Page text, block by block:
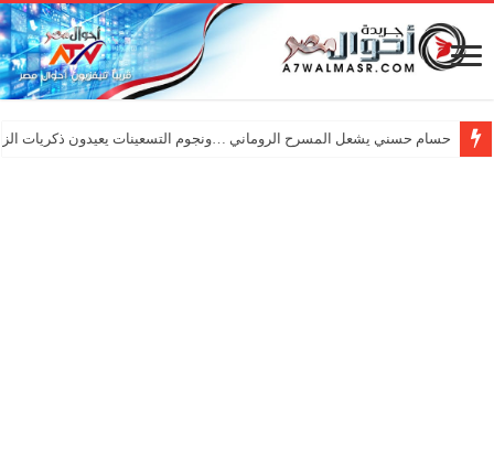
حسام حسني يشعل المسرح الروماني …ونجوم التسعينات يعيدون ذكريات